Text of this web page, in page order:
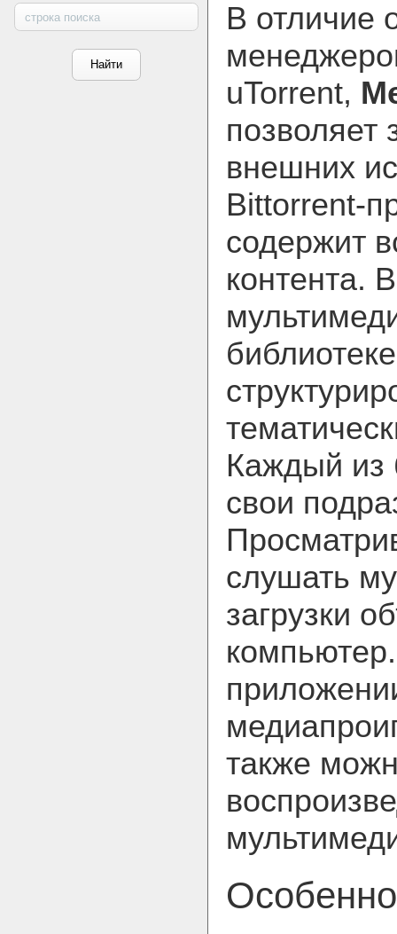
В отличие
uTorrent,
позволяет
внешних
Bittorrent-
содержит
контента.
Каждый из
свои
слушать
загрузки
также